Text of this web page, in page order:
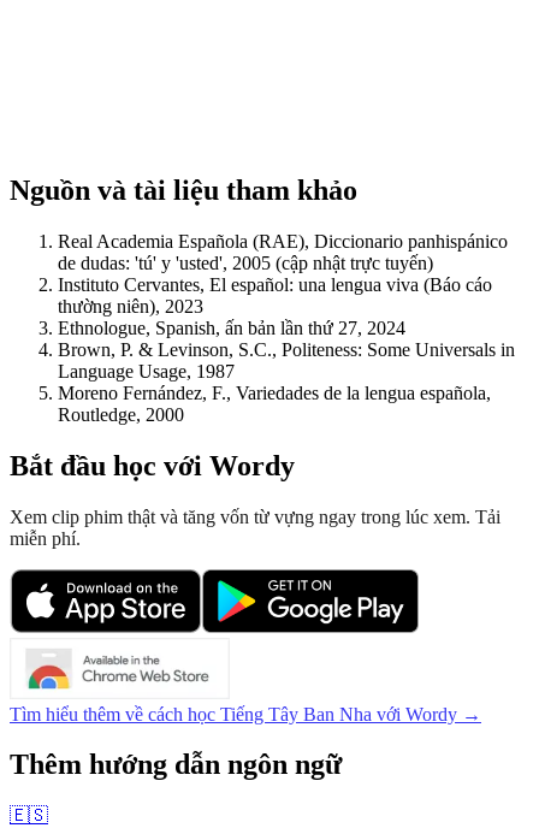
Nguồn và tài liệu tham khảo
Real Academia Española (RAE), Diccionario panhispánico
de dudas: 'tú' y 'usted', 2005 (cập nhật trực tuyến)
Instituto Cervantes, El español: una lengua viva (Báo cáo
thường niên), 2023
Ethnologue, Spanish, ấn bản lần thứ 27, 2024
Brown, P. & Levinson, S.C., Politeness: Some Universals in
Language Usage, 1987
Moreno Fernández, F., Variedades de la lengua española,
Routledge, 2000
Bắt đầu học với Wordy
Xem clip phim thật và tăng vốn từ vựng ngay trong lúc xem. Tải
miễn phí.
Tìm hiểu thêm về cách học Tiếng Tây Ban Nha với Wordy →
Thêm hướng dẫn ngôn ngữ
🇪🇸